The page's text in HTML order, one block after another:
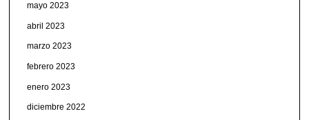
mayo 2023
abril 2023
marzo 2023
febrero 2023
enero 2023
diciembre 2022